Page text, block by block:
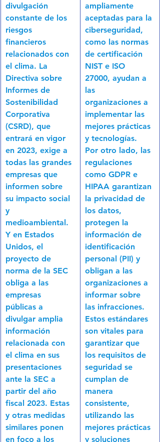
divulgación
constante de los
riesgos
financieros
relacionados con
el clima. La
Directiva sobre
Informes de
Sostenibilidad
Corporativa
(CSRD), que
entrará en vigor
en 2023, exige a
todas las grandes
empresas que
informen sobre
su impacto social
y
medioambiental.
Y en Estados
Unidos, el
proyecto de
norma de la SEC
obliga a las
empresas
públicas a
divulgar amplia
información
relacionada con
el clima en sus
presentaciones
ante la SEC a
partir del año
fiscal 2023. Estas
y otras medidas
similares ponen
en foco a los
ampliamente
aceptadas para la
ciberseguridad,
como las normas
de certificación
NIST e ISO
27000, ayudan a
las
organizaciones a
implementar las
mejores prácticas
y tecnologías.
Por otro lado, las
regulaciones
como GDPR e
HIPAA garantizan
la privacidad de
los datos,
protegen la
información de
identificación
personal (PII) y
obligan a las
organizaciones a
informar sobre
las infracciones.
Estos estándares
son vitales para
garantizar que
los requisitos de
seguridad se
cumplan de
manera
consistente,
utilizando las
mejores prácticas
y soluciones